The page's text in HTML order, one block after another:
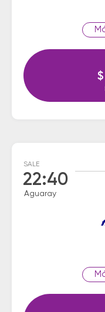
$
SALE
22:40
Aguaray